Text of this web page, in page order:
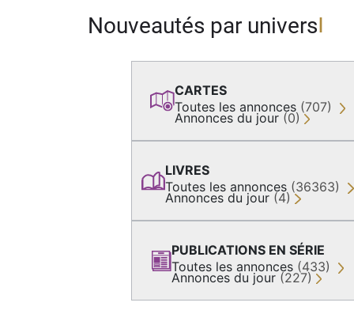
Nouveautés par univers
CARTES
Toutes les annonces (707)
Annonces du jour (0)
LIVRES
Toutes les annonces (36363)
Annonces du jour (4)
PUBLICATIONS EN SÉRIE
Toutes les annonces (433)
Annonces du jour (227)